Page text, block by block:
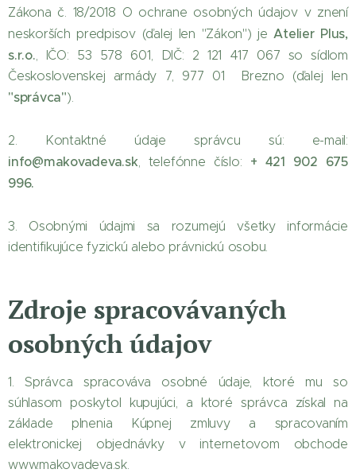
Zákona č. 18/2018 O ochrane osobných údajov v znení
neskorších predpisov (ďalej len "Zákon") jeAtelier Plus,
s.r.o., IČO: 53 578 601, DIČ: 2 121 417 067 so sídlom
Československej armády 7, 977 01 Brezno (ďalej len
"správca").
2. Kontaktné údaje správcu sú: e-mail:
info@makovadeva.sk, telefónne číslo: + 421 902 675
996.
3. Osobnými údajmi sa rozumejú všetky informácie
identifikujúce fyzickú alebo právnickú osobu.
Zdroje spracovávaných
osobných údajov
1. Správca spracováva osobné údaje, ktoré mu so
súhlasom poskytol kupujúci, a ktoré správca získal na
základe plnenia Kúpnej zmluvy a spracovaním
elektronickej objednávky v internetovom obchode
www.makovadeva.sk.